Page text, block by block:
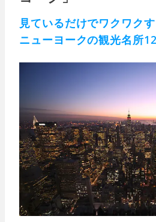
見ているだけでワクワク
ニューヨークの観光名所